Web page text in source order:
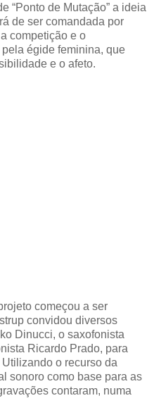
“Ponto de Mutação” a ideia
de ser comandada por
competição e o
égide feminina, que
e o afeto.
começou a ser
convidou diversos
Dinucci, o saxofonista
Ricardo Prado, para
o recurso da
sonoro como base para as
contaram, numa